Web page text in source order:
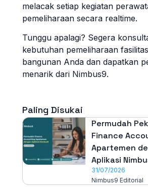
melacak setiap kegiatan
pemeliharaan secara realtime.
Tunggu apalagi? Segera
kebutuhan pemeliharaan fasilitas
bangunan Anda dan dapatkan
menarik dari Nimbus9.
Paling Disukai
Permudah
Finance
Apartemen
Aplikasi
31/07/2026
Nimbus9 Editorial